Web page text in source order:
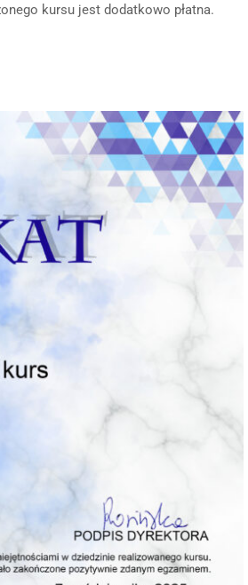
kursu jest dodatkowo płatna.